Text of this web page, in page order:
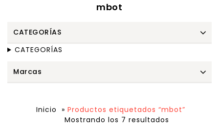
mbot
Inicio » Productos etiquetados “mbot”
Mostrando los 7 resultados
CATEGORÍAS
CATEGORÍAS
Marcas